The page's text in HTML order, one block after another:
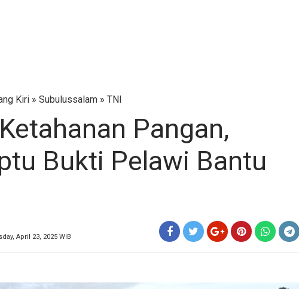
Kiri » Subulussalam » TNI
Pangan,
Bukti Pelawi Bantu
April 23, 2025 WIB